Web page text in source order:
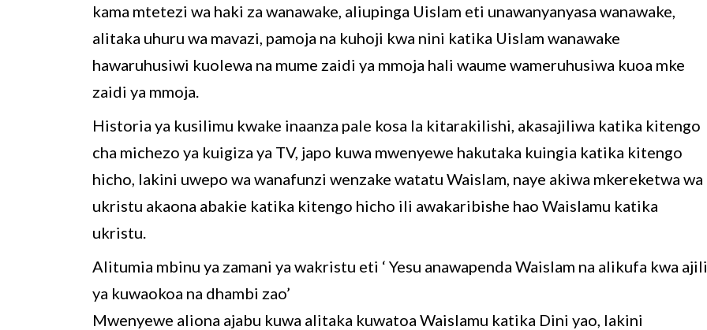
kama mtetezi wa haki za wanawake, aliupinga Uislam eti unawanyanyasa wanawake,
alitaka uhuru wa mavazi, pamoja na kuhoji kwa nini katika Uislam wanawake
hawaruhusiwi kuolewa na mume zaidi ya mmoja hali waume wameruhusiwa kuoa mke
zaidi ya mmoja.
Historia ya kusilimu kwake inaanza pale kosa la kitarakilishi, akasajiliwa katika kitengo
cha michezo ya kuigiza ya TV, japo kuwa mwenyewe hakutaka kuingia katika kitengo
hicho, lakini uwepo wa wanafunzi wenzake watatu Waislam, naye akiwa mkereketwa wa
ukristu akaona abakie katika kitengo hicho ili awakaribishe hao Waislamu katika
ukristu.
Alitumia mbinu ya zamani ya wakristu eti ‘ Yesu anawapenda Waislam na alikufa kwa ajili
ya kuwaokoa na dhambi zao’
Mwenyewe aliona ajabu kuwa alitaka kuwatoa Waislamu katika Dini yao, lakini